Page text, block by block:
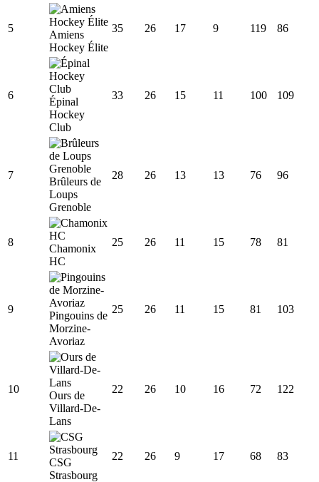
5
Amiens
Hockey Élite
35 26 17 9 119 86
6
Épinal
Hockey
Club
33 26 15 11 100 109
7
Brûleurs de
Loups
Grenoble
28 26 13 13 76 96
8
Chamonix
HC
25 26 11 15 78 81
9
Pingouins de
Morzine-
Avoriaz
25 26 11 15 81 103
10
Ours de
Villard-De-
Lans
22 26 10 16 72 122
11
CSG
Strasbourg
22 26 9 17 68 83